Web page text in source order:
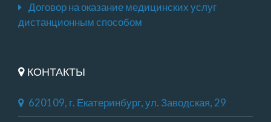
Договор на оказание медицинских услуг
дистанционным способом
КОНТАКТЫ
620109, г. Екатеринбург, ул. Заводская, 29